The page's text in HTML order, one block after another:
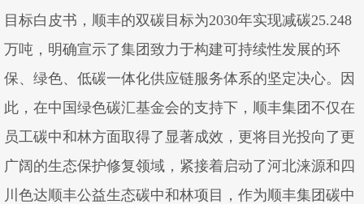
目标白皮书，顺丰的双碳目标为2030年实现减碳25.248
万吨，明确宣示了集团致力于构建可持续性发展的环
保、绿色、低碳一体化供应链服务体系的坚定决心。因
此，在中国绿色碳汇基金会的支持下，顺丰集团不仅在
员工碳中和林方面取得了显著成效，更将目光投向了更
广阔的生态保护修复领域，紧接着启动了河北涞源和四
川色达顺丰公益生态碳中和林项目，作为顺丰集团碳中